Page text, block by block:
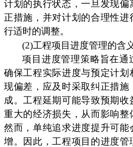
计划的执行状态，一旦发现偏
正措施，并对计划的合理性
行适时的调整。
(2)工程项目进度管理的含
项目进度管理策略旨在通
确保工程实际进度与预定计划
现偏差，应及时采取纠正措施
成。工程延期可能导致预期
重大的经济损失，从而影响整
然而，单纯追求进度提升可能
增。因此，工程项目的进度管